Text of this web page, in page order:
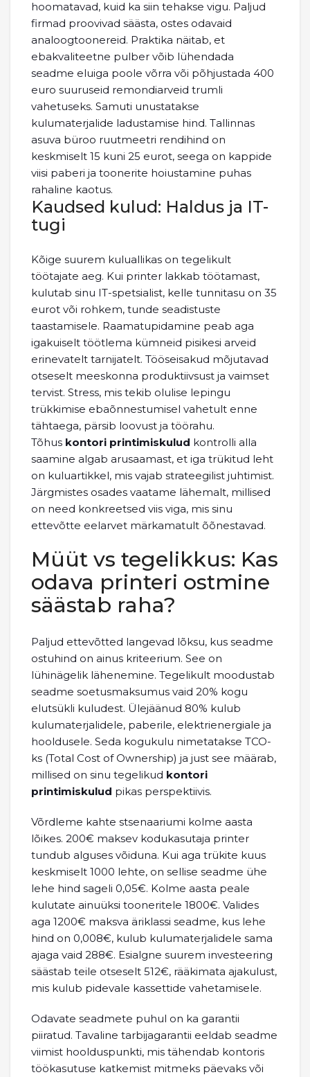
hoomatavad, kuid ka siin tehakse vigu. Paljud
firmad proovivad säästa, ostes odavaid
analoogtoonereid. Praktika näitab, et
ebakvaliteetne pulber võib lühendada
seadme eluiga poole võrra või põhjustada 400
euro suuruseid remondiarveid trumli
vahetuseks. Samuti unustatakse
kulumaterjalide ladustamise hind. Tallinnas
asuva büroo ruutmeetri rendihind on
keskmiselt 15 kuni 25 eurot, seega on kappide
viisi paberi ja toonerite hoiustamine puhas
rahaline kaotus.
Kaudsed kulud: Haldus ja IT-
tugi
Kõige suurem kuluallikas on tegelikult
töötajate aeg. Kui printer lakkab töötamast,
kulutab sinu IT-spetsialist, kelle tunnitasu on 35
eurot või rohkem, tunde seadistuste
taastamisele. Raamatupidamine peab aga
igakuiselt töötlema kümneid pisikesi arveid
erinevatelt tarnijatelt. Tööseisakud mõjutavad
otseselt meeskonna produktiivsust ja vaimset
tervist. Stress, mis tekib olulise lepingu
trükkimise ebaõnnestumisel vahetult enne
tähtaega, pärsib loovust ja töörahu.
Tõhus kontori printimiskulud kontrolli alla
saamine algab arusaamast, et iga trükitud leht
on kuluartikkel, mis vajab strateegilist juhtimist.
Järgmistes osades vaatame lähemalt, millised
on need konkreetsed viis viga, mis sinu
ettevõtte eelarvet märkamatult õõnestavad.
Müüt vs tegelikkus: Kas
odava printeri ostmine
säästab raha?
Paljud ettevõtted langevad lõksu, kus seadme
ostuhind on ainus kriteerium. See on
lühinägelik lähenemine. Tegelikult moodustab
seadme soetusmaksumus vaid 20% kogu
elutsükli kuludest. Ülejäänud 80% kulub
kulumaterjalidele, paberile, elektrienergiale ja
hooldusele. Seda kogukulu nimetatakse TCO-
ks (Total Cost of Ownership) ja just see määrab,
millised on sinu tegelikud kontori
printimiskulud pikas perspektiivis.
Võrdleme kahte stsenaariumi kolme aasta
lõikes. 200€ maksev kodukasutaja printer
tundub alguses võiduna. Kui aga trükite kuus
keskmiselt 1000 lehte, on sellise seadme ühe
lehe hind sageli 0,05€. Kolme aasta peale
kulutate ainuüksi tooneritele 1800€. Valides
aga 1200€ maksva äriklassi seadme, kus lehe
hind on 0,008€, kulub kulumaterjalidele sama
ajaga vaid 288€. Esialgne suurem investeering
säästab teile otseselt 512€, rääkimata ajakulust,
mis kulub pidevale kassettide vahetamisele.
Odavate seadmete puhul on ka garantii
piiratud. Tavaline tarbijagarantii eeldab seadme
viimist hoolduspunkti, mis tähendab kontoris
töökasutuse katkemist mitmeks päevaks või